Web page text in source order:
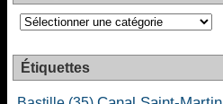
Catégories
Étiquettes